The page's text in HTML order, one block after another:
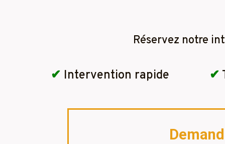
Réservez notre
✔ Intervention rapide ✔